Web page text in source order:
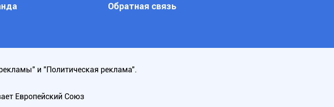
Обратная связь
и "Политическая реклама".
Европейский Союз